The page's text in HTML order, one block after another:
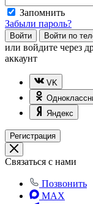
Запомнить
Забыли пароль?
Войти Войти по
или войдите через
аккаунт
VK
Яндекс
Регистрация
Связаться с нами
Позвонить
MAX